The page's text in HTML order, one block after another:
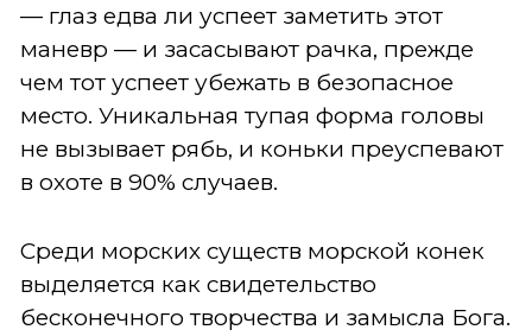
— глаз едва ли успеет заметить этот
маневр — и засасывают рачка, прежде
чем тот успеет убежать в безопасное
место. Уникальная тупая форма головы
не вызывает рябь, и коньки преуспевают
в охоте в 90% случаев.
Среди морских существ морской конек
выделяется как свидетельство
бесконечного творчества и замысла Бога.